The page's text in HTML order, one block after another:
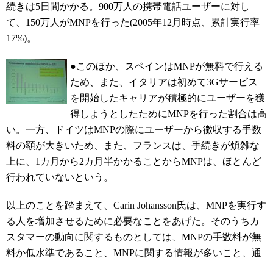
続きは5日間かかる。900万人の携帯電話ユーザーに対し
て、150万人がMNPを行った(2005年12月時点、累計実行率
17%)。
●このほか、スペインはMNPが無料で行える
ため、また、イタリアは初めて3Gサービス
を開始したキャリアが積極的にユーザーを獲
得しようとしたためにMNPを行った割合は高
い。一方、ドイツはMNPの際にユーザーから徴収する手数
料の額が大きいため、また、フランスは、手続きが煩雑な
上に、1カ月から2カ月半かかることからMNPは、ほとんど
行われていないという。
以上のことを踏まえて、Carin Johansson氏は、MNPを実行す
る人を増加させるために必要なことをあげた。そのうちカ
スタマーの動向に関するものとしては、MNPの手数料が無
料か低水準であること、MNPに関する情報が多いこと、通